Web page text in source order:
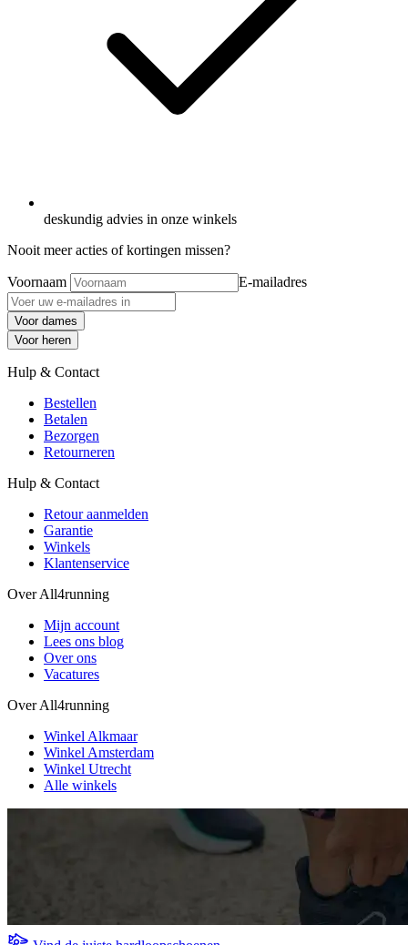
deskundig advies in onze winkels
Nooit meer acties of kortingen missen?
Voornaam E-mailadres
Voor dames
Voor heren
Hulp & Contact
Bestellen
Betalen
Bezorgen
Retourneren
Hulp & Contact
Retour aanmelden
Garantie
Winkels
Klantenservice
Over All4running
Mijn account
Lees ons blog
Over ons
Vacatures
Over All4running
Winkel Alkmaar
Winkel Amsterdam
Winkel Utrecht
Alle winkels